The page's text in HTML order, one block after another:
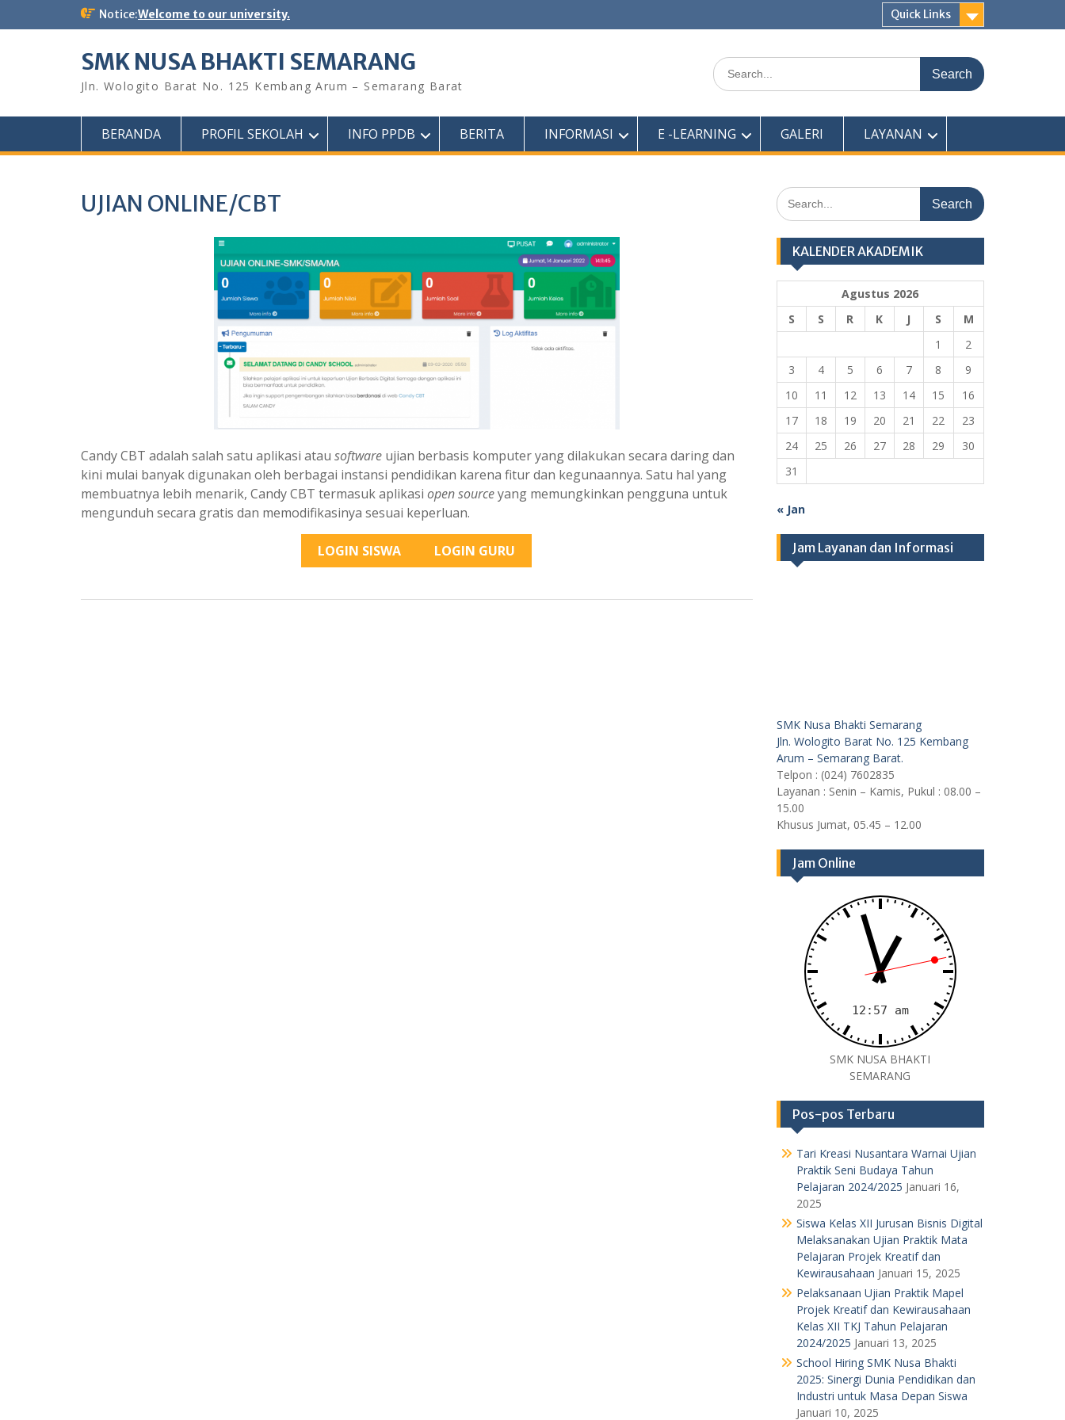
Notice:Welcome to our university. Quick Links
SMK NUSA BHAKTI SEMARANG
Jln. Wologito Barat No. 125 Kembang Arum – Semarang Barat
Search
for:
BERANDA PROFIL SEKOLAH INFO PPDB BERITA INFORMASI E -LEARNING GALERI LAYANAN
UJIAN ONLINE/CBT
Candy CBT adalah salah satu aplikasi atau software ujian berbasis komputer yang dilakukan secara daring dan
kini mulai banyak digunakan oleh berbagai instansi pendidikan karena fitur dan kegunaannya. Satu hal yang
membuatnya lebih menarik, Candy CBT termasuk aplikasi open sourceyang memungkinkan pengguna untuk
mengunduh secara gratis dan memodifikasinya sesuai keperluan.
LOGIN SISWA LOGIN GURU
Search
for:
KALENDER AKADEMIK
Agustus 2026
S
S R K J S
M
1
2
3
4 5 6 7 8
9
10
11 12 13 14 15
16
17
18 19 20 21 22
23
24
25 26 27 28 29
30
31
« Jan
Jam Layanan dan Informasi
SMK Nusa Bhakti Semarang
Jln. Wologito Barat No. 125 Kembang
Arum – Semarang Barat.
Telpon : (024) 7602835
Layanan : Senin – Kamis, Pukul : 08.00 –
15.00
Khusus Jumat, 05.45 – 12.00
Jam Online
SMK NUSA BHAKTI
SEMARANG
Pos-pos Terbaru
Tari Kreasi Nusantara Warnai Ujian
Praktik Seni Budaya Tahun
Pelajaran 2024/2025 Januari 16,
2025
Siswa Kelas XII Jurusan Bisnis Digital
Melaksanakan Ujian Praktik Mata
Pelajaran Projek Kreatif dan
Kewirausahaan Januari 15, 2025
Pelaksanaan Ujian Praktik Mapel
Projek Kreatif dan Kewirausahaan
Kelas XII TKJ Tahun Pelajaran
2024/2025 Januari 13, 2025
School Hiring SMK Nusa Bhakti
2025: Sinergi Dunia Pendidikan dan
Industri untuk Masa Depan Siswa
Januari 10, 2025